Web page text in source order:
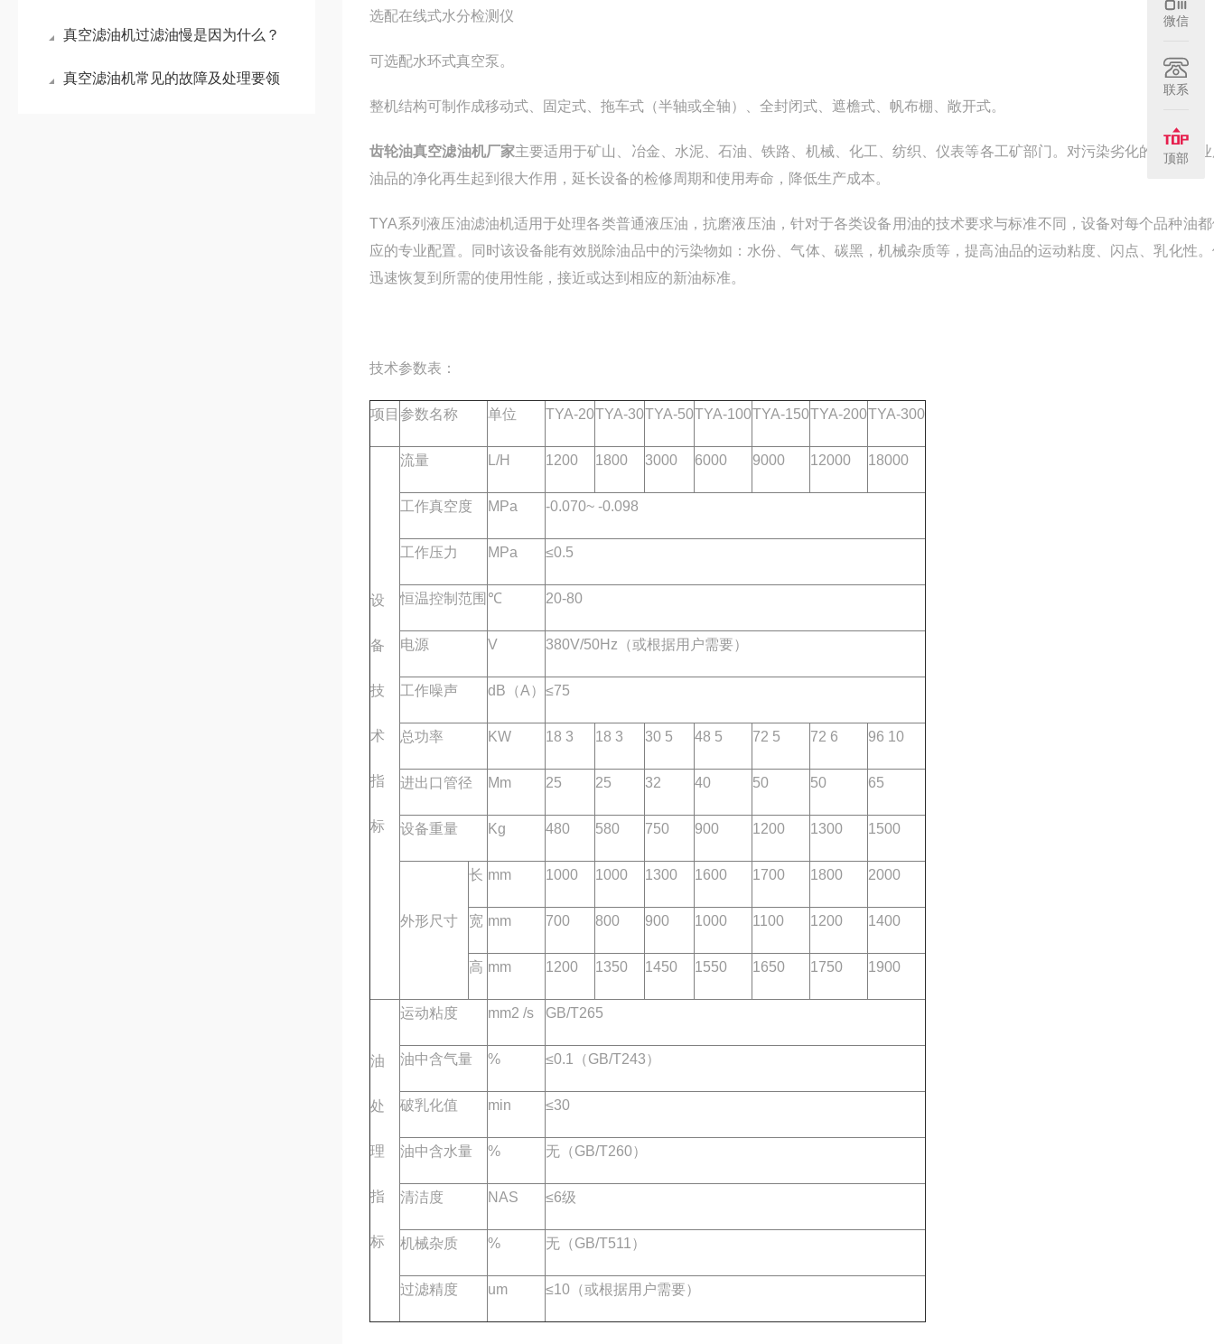
真空滤油机过滤油慢是因为什么？
真空滤油机常见的故障及处理要领
选配在线式水分检测仪
可选配水环式真空泵。
整机结构可制作成移动式、固定式、拖车式（半轴或全轴）、全封闭式、遮檐式、帆布棚、敞开式。
齿轮油真空滤油机厂家主要适用于矿山、冶金、水泥、石油、铁路、机械、化工、纺织、仪表等各工矿部门。对污染劣化的各种工
油品的净化再生起到很大作用，延长设备的检修周期和使用寿命，降低生产成本。
TYA系列液压油滤油机适用于处理各类普通液压油，抗磨液压油，针对于各类设备用油的技术要求与标准不同，设备对每个品种油
应的专业配置。同时该设备能有效脱除油品中的污染物如：水份、气体、碳黑，机械杂质等，提高油品的运动粘度、闪点、乳化性
迅速恢复到所需的使用性能，接近或达到相应的新油标准。
技术参数表：
项目 参数名称 单位 TYA-20TYA-30TYA-50TYA-100TYA-150TYA-200TYA-300
设
备
技
术
指
标
流量 L/H 1200 1800 3000 6000 9000 12000 18000
工作真空度 MPa -0.070~ -0.098
工作压力 MPa ≤0.5
恒温控制范围 ℃ 20-80
电源 V 380V/50Hz（或根据用户需要）
工作噪声 dB（A） ≤75
总功率 KW 18 3 18 3 30 5 48 5 72 5 72 6 96 10
进出口管径 Mm 25 25 32 40 50 50 65
设备重量 Kg 480 580 750 900 1200 1300 1500
外形尺寸
长 mm 1000 1000 1300 1600 1700 1800 2000
宽 mm 700 800 900 1000 1100 1200 1400
高 mm 1200 1350 1450 1550 1650 1750 1900
油
处
理
指
标
运动粘度 mm2 /s GB/T265
油中含气量 % ≤0.1（GB/T243）
破乳化值 min ≤30
油中含水量 % 无（GB/T260）
清洁度 NAS ≤6级
机械杂质 % 无（GB/T511）
过滤精度 um ≤10（或根据用户需要）
微信
联系
顶部